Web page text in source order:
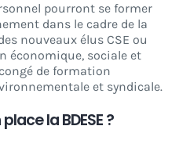
pourront se former
dans le cadre de la
nouveaux élus CSE ou
économique, sociale et
de formation
et syndicale.
la BDESE ?